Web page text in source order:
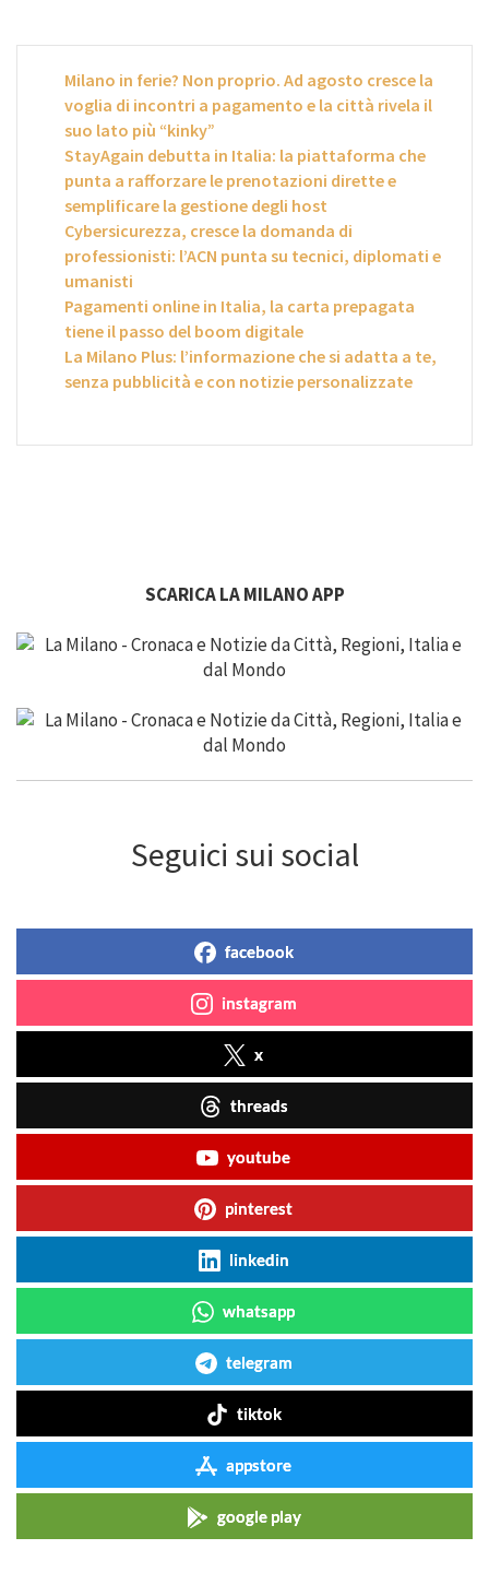
Milano in ferie? Non proprio. Ad agosto cresce la
voglia di incontri a pagamento e la città rivela il
suo lato più “kinky”
StayAgain debutta in Italia: la piattaforma che
punta a rafforzare le prenotazioni dirette e
semplificare la gestione degli host
Cybersicurezza, cresce la domanda di
professionisti: l’ACN punta su tecnici, diplomati e
umanisti
Pagamenti online in Italia, la carta prepagata
tiene il passo del boom digitale
La Milano Plus: l’informazione che si adatta a te,
senza pubblicità e con notizie personalizzate
SCARICA LA MILANO APP
Seguici sui social
facebook
instagram
x
threads
youtube
pinterest
linkedin
whatsapp
telegram
tiktok
appstore
google play